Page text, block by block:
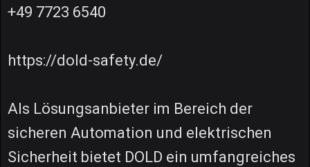
+49 7723 6540
https://dold-safety.de/
Als Lösungsanbieter im Bereich der
sicheren Automation und elektrischen
Sicherheit bietet DOLD ein umfangreiches